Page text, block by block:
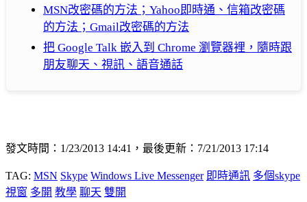
MSN改密碼的方法；Yahoo即時通、信箱改密碼
的方法；Gmail改密碼的方法
把 Google Talk 嵌入到 Chrome 瀏覽器裡，隨時跟
朋友聊天、視訊、語音通話
發文時間：1/23/2013 14:41，最後更新：7/21/2013 17:14
TAG: MSN Skype Windows Live Messenger 即時通訊 多個skype
視窗 多開 教學 聊天 雙開